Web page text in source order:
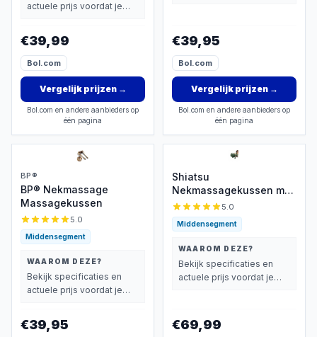
actuele prijs voordat je
€39,99
Bol.com
Vergelijk prijzen→
Bol.com en andere aanbieders op
één pagina
€39,95
Bol.com
Vergelijk prijzen→
Bol.com en andere aanbieders op
één pagina
BP®
BP® Nekmassage
Massagekussen
5.0
Middensegment
WAAROM DEZE?
Bekijk specificaties en
actuele prijs voordat je
€39,95
Shiatsu
Nekmassagekussen met
Warmte
5.0
Middensegment
WAAROM DEZE?
Bekijk specificaties en
actuele prijs voordat je
€69,99